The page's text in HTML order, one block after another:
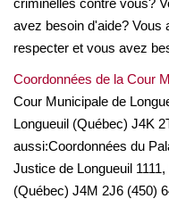
avez besoin d'aide? Vous
respecter et vous avez
Coordonnées de la Cour
Cour Municipale de
Longueuil (Québec) J4K
aussi:Coordonnées du
Justice de Longueuil
(Québec) J4M 2J6 (450)